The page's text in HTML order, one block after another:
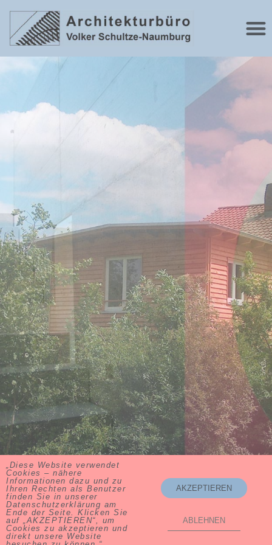
Volker Schultze-Naumburg ∙ 83236 Übersee ∙ Tel. 08642-59 88
„Diese Website verwendet
Cookies – nähere
Informationen dazu und zu
Ihren Rechten als Benutzer
finden Sie in unserer
Datenschutzerklärung am
Ende der Seite. Klicken Sie
auf „AKZEPTIEREN“, um
Cookies zu akzeptieren und
direkt unsere Website
AKZEPTIEREN
ABLEHNEN